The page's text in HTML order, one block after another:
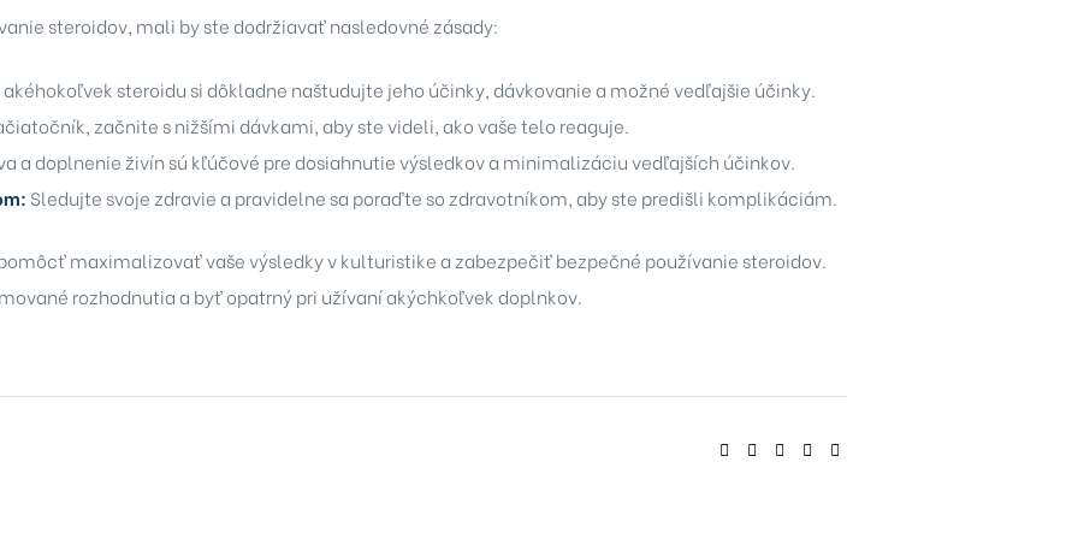
steroidov, mali by ste dodržiavať nasledovné zásady:
steroidu si dôkladne naštudujte jeho účinky, dávkovanie a možné vedľajšie účinky.
začnite s nižšími dávkami, aby ste videli, ako vaše telo reaguje.
a doplnenie živín sú kľúčové pre dosiahnutie výsledkov a minimalizáciu vedľajších účinkov.
Sledujte svoje zdravie a pravidelne sa poraďte so zdravotníkom, aby ste predišli komplikáciám.
maximalizovať vaše výsledky v kulturistike a zabezpečiť bezpečné používanie steroidov.
rozhodnutia a byť opatrný pri užívaní akýchkoľvek doplnkov.
SHARE: